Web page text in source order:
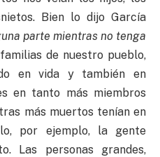
Bien lo dijo García
parte mientras no tenga
de nuestro pueblo,
en vida y también en
en tanto más miembros
más muertos tenían en
por ejemplo, la gente
Las personas grandes,